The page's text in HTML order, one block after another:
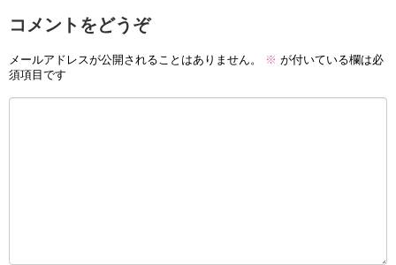
コメントをどうぞ
メールアドレスが公開されることはありません。 ※ が付いている欄は必
須項目です